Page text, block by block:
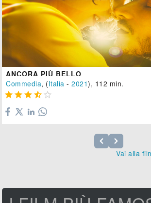
ANCORA PIÙ BELLO
Commedia, (Italia -2021), 112 min.
    
Vai alla